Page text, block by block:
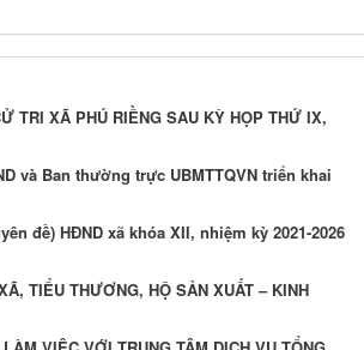
TRI XÃ PHÚ RIỀNG SAU KỲ HỌP THỨ IX,
và Ban thường trực UBMTTQVN triển khai
đề) HĐND xã khóa XII, nhiệm kỳ 2021-2026
TIỂU THƯƠNG, HỘ SẢN XUẤT – KINH